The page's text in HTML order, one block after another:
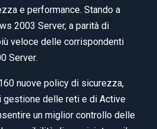
e performance. Stando a
2003 Server, a parità di
veloce delle corrispondenti
Server.
nuove policy di sicurezza,
delle reti e di Active
un miglior controllo delle